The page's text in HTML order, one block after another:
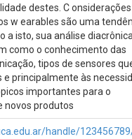
destes. C onsiderações
w earables são uma
a isto, sua análise
como o conhecimento das
tipos de sensores
e principalmente às
importantes para o
novos produtos
handle/